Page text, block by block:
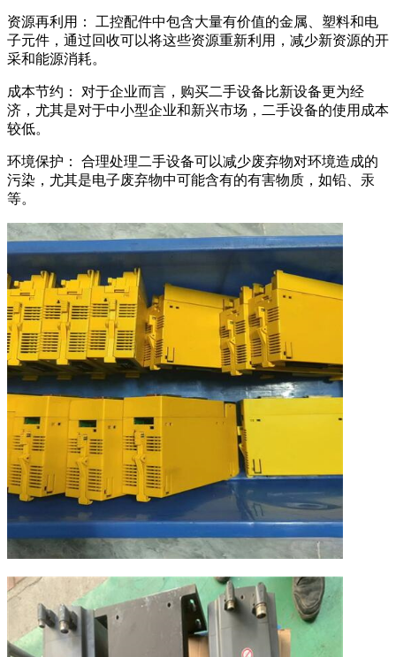
资源再利用： 工控配件中包含大量有价值的金属、塑料和电
子元件，通过回收可以将这些资源重新利用，减少新资源的开
采和能源消耗。
成本节约： 对于企业而言，购买二手设备比新设备更为经
济，尤其是对于中小型企业和新兴市场，二手设备的使用成本
较低。
环境保护： 合理处理二手设备可以减少废弃物对环境造成的
污染，尤其是电子废弃物中可能含有的有害物质，如铅、汞
等。